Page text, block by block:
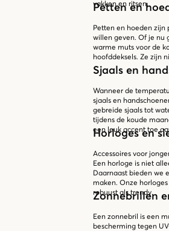
vakken en ritsen.
Petten en
Petten en hoeden zijn
willen geven. Of je nu
warme muts voor de
hoofddeksels. Ze zijn
Sjaals en
Wanneer de
sjaals en
gebreide sjaals tot
tijdens de koude
een leuk accent toe
Horloges en
Accessoires voor
Een horloge is niet
Daarnaast bieden we
maken. Onze
robuust als trendy.
Zonnebrillen
Een zonnebril is een
bescherming tegen